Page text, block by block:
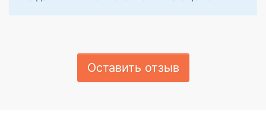
Оставить отзыв